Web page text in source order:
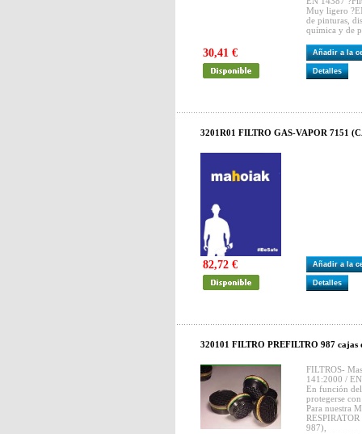
Muy ligero
de pinturas,
química y de
30,41 € Añadir a la
Detalles
3201R01 FILTRO GAS-VAPOR 7151
82,72 € Añadir a la
Detalles
320101 FILTRO PREFILTRO 987 cajas
FILTROS-
141:2000 /
En función
protegerse
Para nuestra
987),